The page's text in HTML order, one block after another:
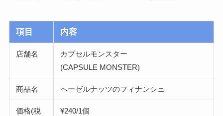
項目 内容
店舗名
カプセルモンスター
(CAPSULE MONSTER)
商品名 ヘーゼルナッツのフィナンシェ
価格(税
¥240/1個